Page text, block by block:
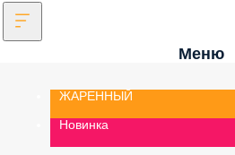
Меню
ЖАРЕННЫЙ
Новинка